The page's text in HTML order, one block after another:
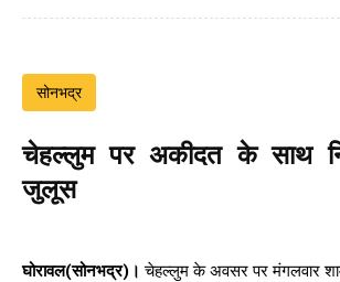
सोनभद्र
चेहल्लुम पर अकीदत के साथ
जुलूस
घोरावल(सोनभद्र)। चेहल्लुम के अवसर पर मंगलवार